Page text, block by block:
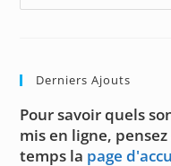
De
Derniers Ajouts
Pour savoir quels
mis en ligne,
temps la page